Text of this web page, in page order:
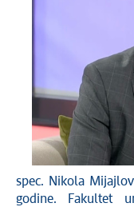
spec. Nikola
godine. Fakultet